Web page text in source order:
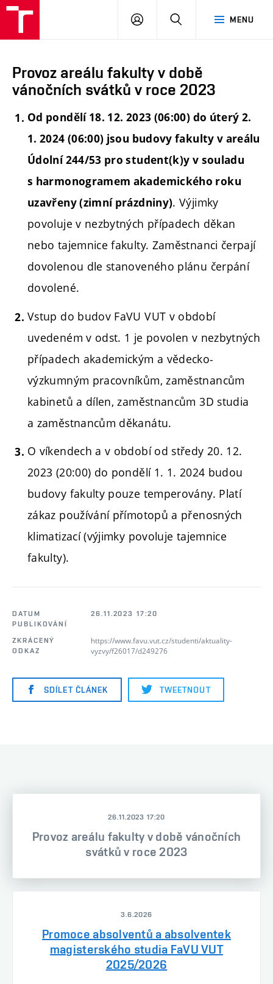
MENU
PŘIHLÁSIT
Provoz areálu fakulty v době
vánočních svátků v roce 2023
Od pondělí 18. 12. 2023 (06:00) do úterý 2.
1. 2024 (06:00) jsou budovy fakulty v areálu
Údolní 244/53 pro student(k)y v souladu
s harmonogramem akademického roku
uzavřeny (zimní prázdniny). Výjimky
povoluje v nezbytných případech děkan
nebo tajemnice fakulty. Zaměstnanci čerpají
dovolenou dle stanoveného plánu čerpání
dovolené.
Vstup do budov FaVU VUT v období
uvedeném v odst. 1 je povolen v nezbytných
případech akademickým a vědecko-
výzkumným pracovníkům, zaměstnancům
kabinetů a dílen, zaměstnancům 3D studia
a zaměstnancům děkanátu.
O víkendech a v období od středy 20. 12.
2023 (20:00) do pondělí 1. 1. 2024 budou
budovy fakulty pouze temperovány. Platí
zákaz používání přímotopů a přenosných
klimatizací (výjimky povoluje tajemnice
fakulty).
DATUM
PUBLIKOVÁNÍ
26.11.2023 17:20
ZKRÁCENÝ
ODKAZ
https://www.favu.vut.cz/studenti/aktuality-
vyzvy/f26017/d249276
SDÍLET ČLÁNEK TWEETNOUT
26.11.2023 17:20
Provoz areálu fakulty v době vánočních
svátků v roce 2023
3.6.2026
Promoce absolventů a absolventek
magisterského studia FaVU VUT
2025/2026